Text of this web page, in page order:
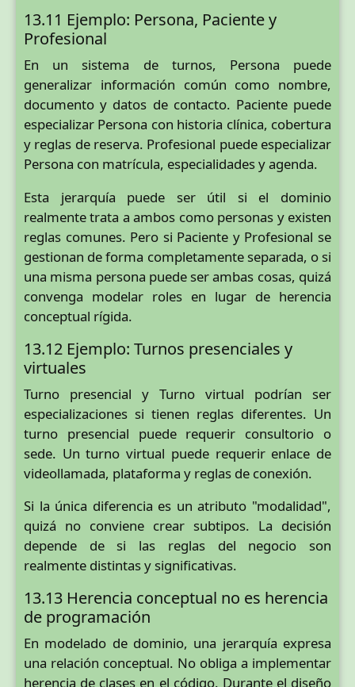
13.11 Ejemplo: Persona, Paciente y
Profesional
En un sistema de turnos, Persona puede
generalizar información común como nombre,
documento y datos de contacto. Paciente puede
especializar Persona con historia clínica, cobertura
y reglas de reserva. Profesional puede especializar
Persona con matrícula, especialidades y agenda.
Esta jerarquía puede ser útil si el dominio
realmente trata a ambos como personas y existen
reglas comunes. Pero si Paciente y Profesional se
gestionan de forma completamente separada, o si
una misma persona puede ser ambas cosas, quizá
convenga modelar roles en lugar de herencia
conceptual rígida.
13.12 Ejemplo: Turnos presenciales y
virtuales
Turno presencial y Turno virtual podrían ser
especializaciones si tienen reglas diferentes. Un
turno presencial puede requerir consultorio o
sede. Un turno virtual puede requerir enlace de
videollamada, plataforma y reglas de conexión.
Si la única diferencia es un atributo "modalidad",
quizá no conviene crear subtipos. La decisión
depende de si las reglas del negocio son
realmente distintas y significativas.
13.13 Herencia conceptual no es herencia
de programación
En modelado de dominio, una jerarquía expresa
una relación conceptual. No obliga a implementar
herencia de clases en el código. Durante el diseño